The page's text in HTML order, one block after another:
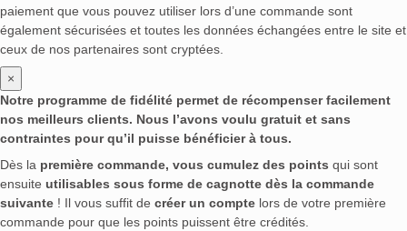
paiement que vous pouvez utiliser lors d’une commande sont
également sécurisées et toutes les données échangées entre le site et
ceux de nos partenaires sont cryptées.
×
Notre programme de fidélité permet de récompenser facilement
nos meilleurs clients. Nous l’avons voulu gratuit et sans
contraintes pour qu’il puisse bénéficier à tous.
Dès la première commande, vous cumulez des points qui sont
ensuite utilisables sous forme de cagnotte dès la commande
suivante ! Il vous suffit de créer un compte lors de votre première
commande pour que les points puissent être crédités.